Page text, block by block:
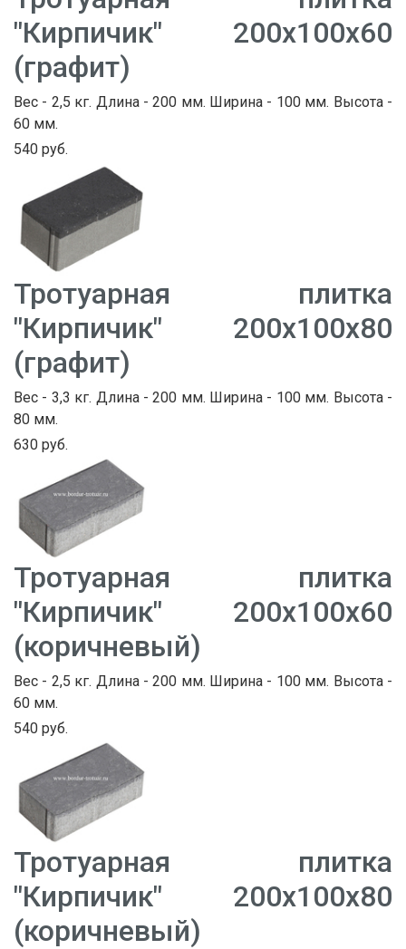
"Кирпичик" 200х100х60
(графит)
Вес - 2,5 кг. Длина - 200 мм. Ширина - 100 мм. Высота -
60 мм.
540 руб.
Тротуарная плитка
"Кирпичик" 200х100х80
(графит)
Вес - 3,3 кг. Длина - 200 мм. Ширина - 100 мм. Высота -
80 мм.
630 руб.
Тротуарная плитка
"Кирпичик" 200х100х60
(коричневый)
Вес - 2,5 кг. Длина - 200 мм. Ширина - 100 мм. Высота -
60 мм.
540 руб.
Тротуарная плитка
"Кирпичик" 200х100х80
(коричневый)